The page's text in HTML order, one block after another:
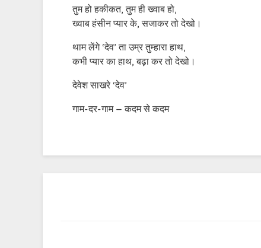
तुम हो हकीकत, तुम ही ख्वाब हो,
ख्वाब हंसीन प्यार के, सजाकर तो देखो।
थाम लेंगे ‘देव’ ता उम्र तुम्हारा हाथ,
कभी प्यार का हाथ, बढ़ा कर तो देखो।
देवेश साखरे ‘देव’
गाम-दर-गाम – कदम से कदम